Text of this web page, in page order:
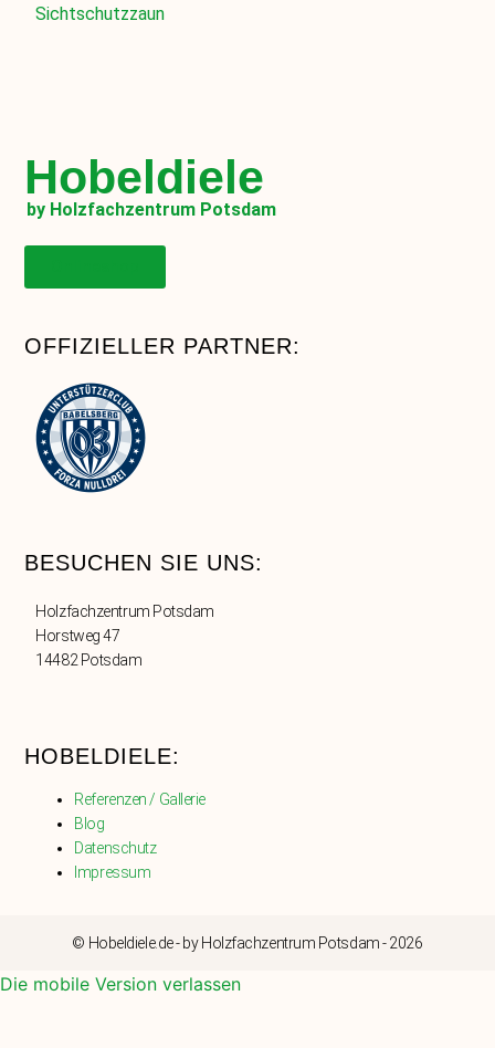
Sichtschutzzaun
Hobeldiele
by Holzfachzentrum Potsdam
OFFIZIELLER PARTNER:
BESUCHEN SIE UNS:
Holzfachzentrum Potsdam
Horstweg 47
14482 Potsdam
HOBELDIELE:
Referenzen / Gallerie
Blog
Datenschutz
Impressum
© Hobeldiele.de - by Holzfachzentrum Potsdam - 2026
Die mobile Version verlassen